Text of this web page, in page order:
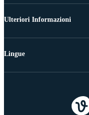
Ulteriori Informazioni
Lingue